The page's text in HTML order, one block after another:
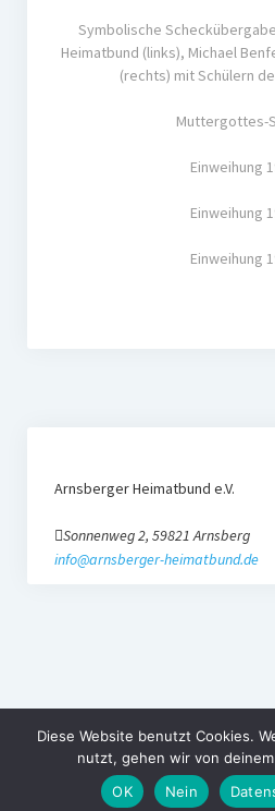
Symbolische
Heimatbund (links), Michael
(rechts) mit Schülern
Muttergottes-
Einweihung
Einweihung
Einweihung
Arnsberger Heimatbund e.V.
Sonnenweg 2, 59821 Arnsberg
info@arnsberger-heimatbund.de
Diese Website benutzt Cookies.
nutzt, gehen wir von
OK
Nein